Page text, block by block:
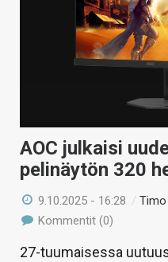
VAIHDA TEEMA
HAKU
AOC julkaisi
pelinäytön 320
9.10.2025 - 16:28 /
Kommentit (0)
27-tuumaisessa